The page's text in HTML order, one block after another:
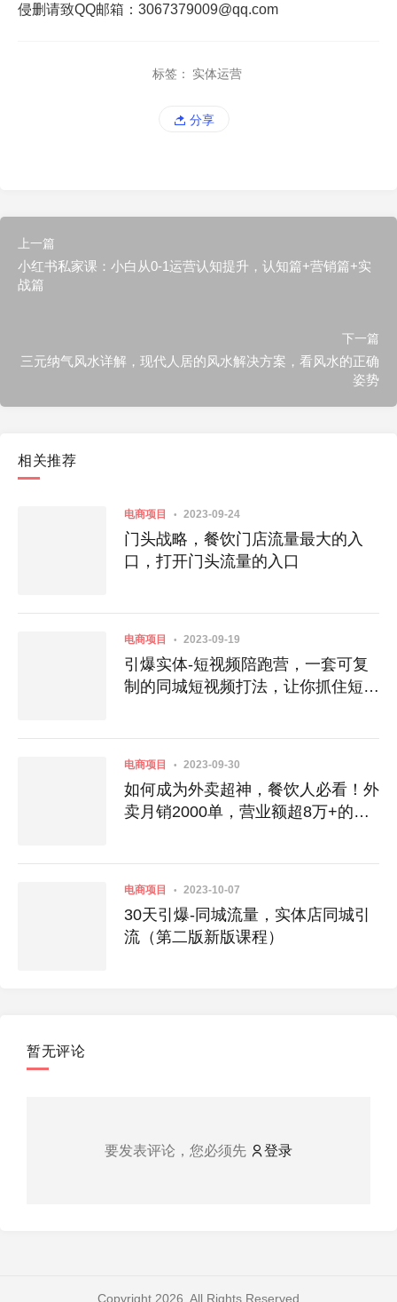
侵删请致QQ邮箱：3067379009@qq.com
标签： 实体运营
分享
上一篇
小红书私家课：小白从0-1运营认知提升，认知篇+营销篇+实
战篇
下一篇
三元纳气风水详解，现代人居的风水解决方案，看风水的正确
姿势
相关推荐
电商项目 2023-09-24
门头‬战略，餐‮门饮‬店‮量流‬最‮的大‬入
口，打开门头流量的入口
电商项目 2023-09-19
引爆实体-短视频陪跑营，一套可复
制的同城短视频打法，让你抓住短视
电商项目 2023-09-30
如何成为外卖超神，餐饮人必看！外
卖月销2000单，营业额超8万+的秘
电商项目 2023-10-07
30天引爆-同城流量，实体店同城引
流（第二版新版课程）
暂无评论
要发表评论，您必须先 登录
Copyright 2026. All Rights Reserved